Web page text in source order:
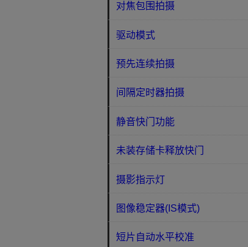
对焦包围拍摄
驱动模式
预先连续拍摄
间隔定时器拍摄
静音快门功能
未装存储卡释放快门
摄影指示灯
图像稳定器(IS模式)
短片自动水平校准